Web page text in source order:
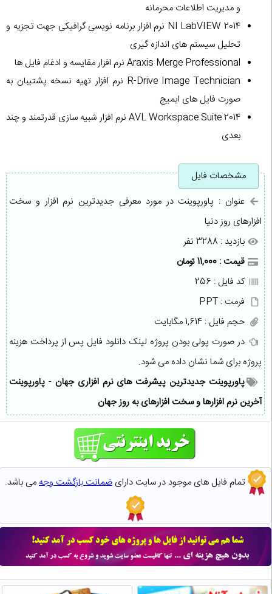
و مدیریت اطلاعات محرمانه
NI LabVIEW 2014 نرم افزار برنامه نویسی گرافیکی جهت تجزیه و
تحلیل سیستم های اندازه گیری
Araxis Merge Professional نرم افزار مقایسه و ادغام فایل ها
R-Drive Image Technician نرم افزار تهیه نسخه پشتیبان به
صورت فایل های ایمیج
AVL Workspace Suite 2014 نرم افزار شبیه سازی قدرتمند و چند
بعدی
مشخصات فایل
عنوان : پاورپوینت در مورد معرفی جدیدترین نرم افزار و سخت
افزارهای روز دنیا
بازدید : 3288 نفر
قیمت : 11,000 تومان
کد فایل : 256
فرمت : PPT
حجم فایل : 1,614 مگابایت
در صورت پولی بودن پروژه لینک دانلود فایل پس از پرداخت هزینه
پروژه برای شما نشان داده می شود.
پاورپوینت جدیدترین پیشرفت های نرم افزاری جهان- پاورپوینت
آخرین نرم افزارها و سخت افزارهای به روز جهان
تمام فایل های موجود در سایت دارای ضمانت بازگشت وجهمی باشد.